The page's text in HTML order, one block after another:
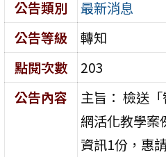
公告類別
最新消息
公告等級
轉知
點閱次數
203
公告內容
主旨： 檢送
網活化教學案
資訊1份，惠